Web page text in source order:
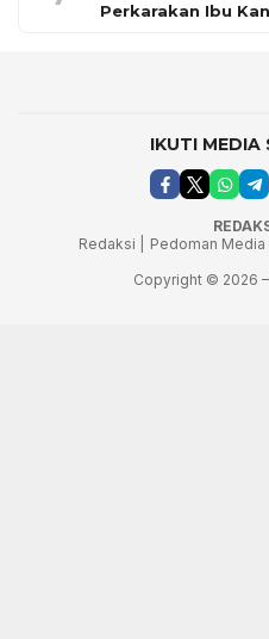
Perkarakan Ibu
IKUTI MEDIA
Redaksi |
Pedoman Media
Copyright © 2026